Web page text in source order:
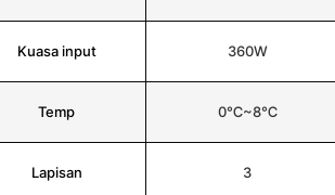
Kuasa input 360W
Temp 0℃~8℃
Lapisan 3